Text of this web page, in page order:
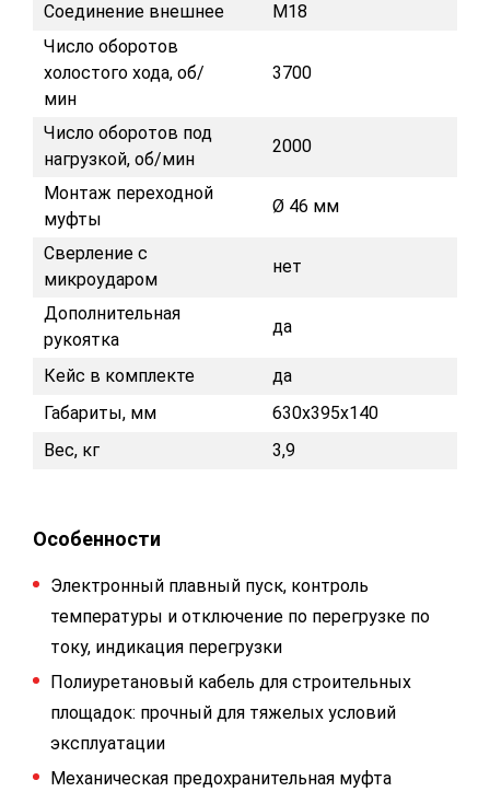
Соединение внешнее
М18
Число оборотов
холостого хода, об/
мин
3700
Число оборотов под
нагрузкой, об/мин
2000
Монтаж переходной
муфты
Ø 46 мм
Сверление с
микроударом
нет
Дополнительная
рукоятка
да
Кейс в комплекте
да
Габариты, мм
630x395x140
Вес, кг
3,9
Особенности
Электронный плавный пуск, контроль
температуры и отключение по перегрузке по
току, индикация перегрузки
Полиуретановый кабель для строительных
площадок: прочный для тяжелых условий
эксплуатации
Механическая предохранительная муфта